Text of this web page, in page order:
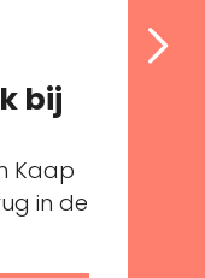
bij
Kaap
in de